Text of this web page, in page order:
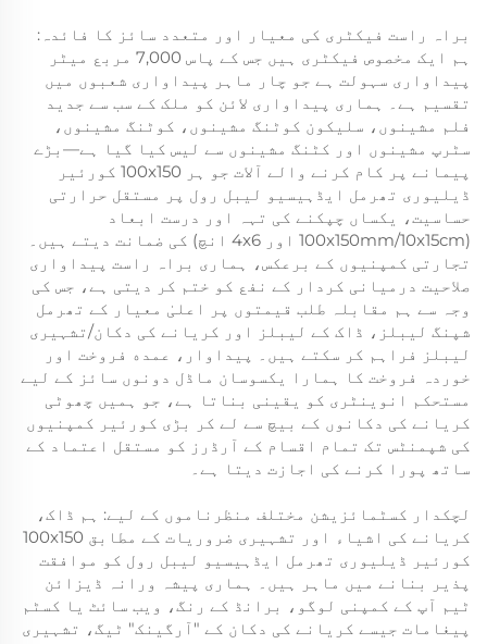
براہ راست فیکٹری کی معیار اور متعدد سائز کا فائدہ:
ہم ایک مخصوص فیکٹری ہیں جس کے پاس 7,000 مربع میٹر
پیداواری سہولت ہے جو چار ماہر پیداواری شعبوں میں
تقسیم ہے۔ ہماری پیداواری لائن کو ملک کے سب سے جدید
فلم مشینوں، سلیکون کوٹنگ مشینوں، کوٹنگ مشینوں،
سٹرپ مشینوں اور کٹنگ مشینوں سے لیس کیا گیا ہے—بڑے
پیمانے پر کام کرنے والے آلات جو ہر 100x150 کورئیر
ڈیلیوری تھرمل ایڈہیسیو لیبل رول پر مستقل حرارتی
حساسیت، یکساں چپکنے کی تہہ اور درست ابعاد
(100x150mm/10x15cm اور 4x6 انچ) کی ضمانت دیتے ہیں۔
تجارتی کمپنیوں کے برعکس، ہماری براہ راست پیداواری
صلاحیت درمیانی کردار کے نفع کو ختم کر دیتی ہے، جس کی
وجہ سے ہم مقابلہ طلب قیمتوں پر اعلیٰ معیار کے تھرمل
شپنگ لیبلز، ڈاک کے لیبلز اور کریانے کی دکان/تشہیری
لیبلز فراہم کر سکتے ہیں۔ پیداوار، عمده فروخت اور
خوردہ فروخت کا ہمارا یکسوسان ماڈل دونوں سائز کے لیے
مستحکم انوینٹری کو یقینی بناتا ہے، جو ہمیں چھوٹی
کریانے کی دکانوں کے بیچ سے لے کر بڑی کورئیر کمپنیوں
کی شپمنٹس تک تمام اقسام کے آرڈرز کو مستقل اعتماد کے
ساتھ پورا کرنے کی اجازت دیتا ہے۔
لچکدار کسٹمائزیشن مختلف منظرناموں کے لیے: ہم ڈاک،
کریانے کی اشیاء اور تشہیری ضروریات کے مطابق 100x150
کورئیر ڈیلیوری تھرمل ایڈہیسیو لیبل رول کو موافقت
پذیر بنانے میں ماہر ہیں۔ ہماری پیشہ ورانہ ڈیزائن
ٹیم آپ کے کمپنی لوگو، برانڈ کے رنگ، ویب سائٹ یا کسٹم
پیغامات جیسے کریانے کی دکان کے "آرگینک" ٹیگ، تشہیری